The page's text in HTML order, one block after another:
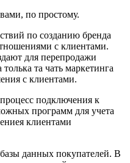
по простому.
по созданию бренда
с клиентами.
для перепродажи
та чать маркетинга
с клиентами.
подключения к
программ для учета
клиентами
данных покупателей. В